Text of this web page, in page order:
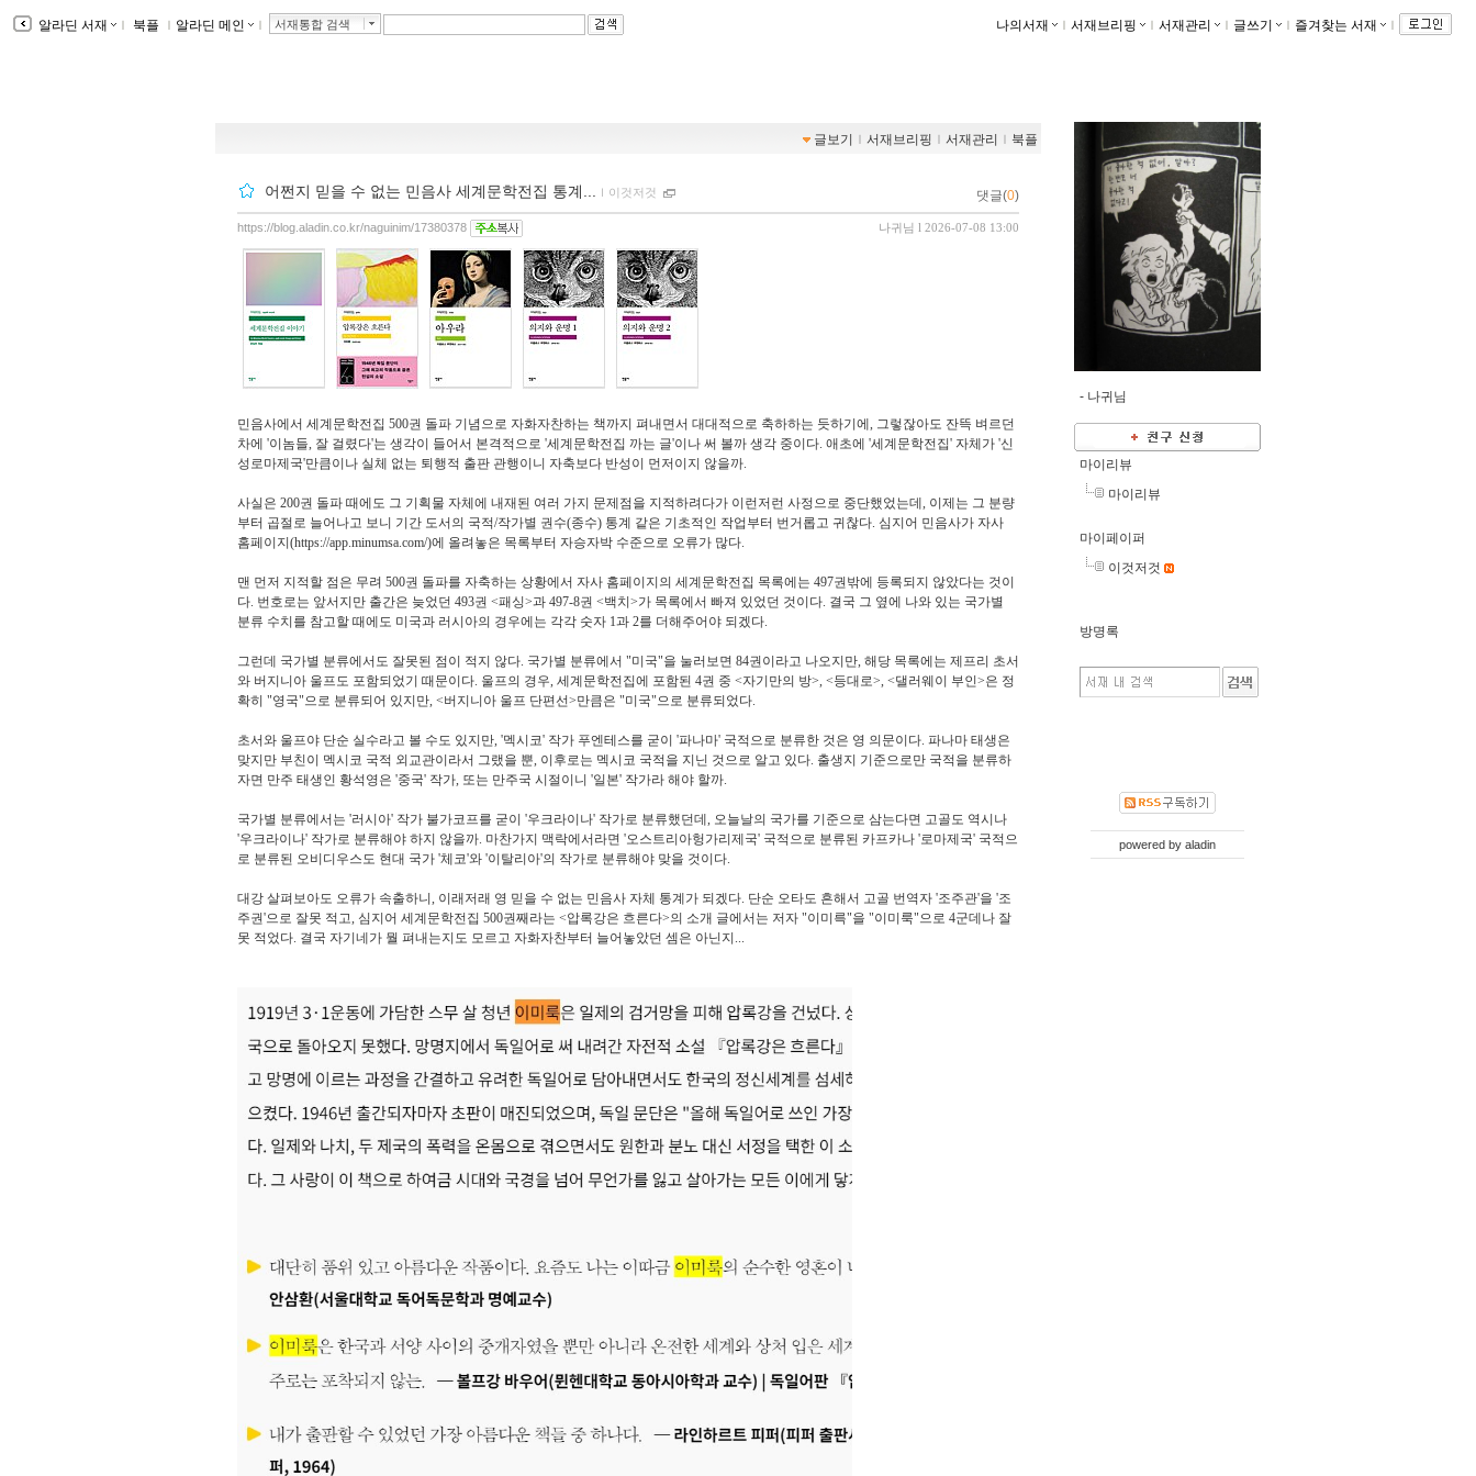
알라딘 서재 ｌ 북플 ｌ 알라딘 메인 ｌ 서재통합 검색 나의서재 ｌ 서재브리핑 ｌ 서재관리 ｌ 글쓰기 ｌ 즐겨찾는 서재 ｌ
글보기 ｌ 서재브리핑 ｌ 서재관리 ｌ 북플
어쩐지 믿을 수 없는 민음사 세계문학전집 통계... ｌ 이것저것 댓글(0)
나귀님 l 2026-07-08 13:00
https://blog.aladin.co.kr/naguinim/17380378
민음사에서 세계문학전집 500권 돌파 기념으로 자화자찬하는 책까지 펴내면서 대대적으로 축하하는 듯하기에, 그렇잖아도 잔뜩 벼르던
차에 '이놈들, 잘 걸렸다'는 생각이 들어서 본격적으로 '세계문학전집 까는 글'이나 써 볼까 생각 중이다. 애초에 '세계문학전집' 자체가 '신
성로마제국'만큼이나 실체 없는 퇴행적 출판 관행이니 자축보다 반성이 먼저이지 않을까.
사실은 200권 돌파 때에도 그 기획물 자체에 내재된 여러 가지 문제점을 지적하려다가 이런저런 사정으로 중단했었는데, 이제는 그 분량
부터 곱절로 늘어나고 보니 기간 도서의 국적/작가별 권수(종수) 통계 같은 기초적인 작업부터 번거롭고 귀찮다. 심지어 민음사가 자사
홈페이지(https://app.minumsa.com/)에 올려놓은 목록부터 자승자박 수준으로 오류가 많다.
맨 먼저 지적할 점은 무려 500권 돌파를 자축하는 상황에서 자사 홈페이지의 세계문학전집 목록에는 497권밖에 등록되지 않았다는 것이
다. 번호로는 앞서지만 출간은 늦었던 493권 <패싱>과 497-8권 <백치>가 목록에서 빠져 있었던 것이다. 결국 그 옆에 나와 있는 국가별
분류 수치를 참고할 때에도 미국과 러시아의 경우에는 각각 숫자 1과 2를 더해주어야 되겠다.
그런데 국가별 분류에서도 잘못된 점이 적지 않다. 국가별 분류에서 "미국"을 눌러보면 84권이라고 나오지만, 해당 목록에는 제프리 초서
와 버지니아 울프도 포함되었기 때문이다. 울프의 경우, 세계문학전집에 포함된 4권 중 <자기만의 방>, <등대로>, <댈러웨이 부인>은 정
확히 "영국"으로 분류되어 있지만, <버지니아 울프 단편선>만큼은 "미국"으로 분류되었다.
초서와 울프야 단순 실수라고 볼 수도 있지만, '멕시코' 작가 푸엔테스를 굳이 '파나마' 국적으로 분류한 것은 영 의문이다. 파나마 태생은
맞지만 부친이 멕시코 국적 외교관이라서 그랬을 뿐, 이후로는 멕시코 국적을 지닌 것으로 알고 있다. 출생지 기준으로만 국적을 분류하
자면 만주 태생인 황석영은 '중국' 작가, 또는 만주국 시절이니 '일본' 작가라 해야 할까.
국가별 분류에서는 '러시아' 작가 불가코프를 굳이 '우크라이나' 작가로 분류했던데, 오늘날의 국가를 기준으로 삼는다면 고골도 역시나
'우크라이나' 작가로 분류해야 하지 않을까. 마찬가지 맥락에서라면 '오스트리아헝가리제국' 국적으로 분류된 카프카나 '로마제국' 국적으
로 분류된 오비디우스도 현대 국가 '체코'와 '이탈리아'의 작가로 분류해야 맞을 것이다.
대강 살펴보아도 오류가 속출하니, 이래저래 영 믿을 수 없는 민음사 자체 통계가 되겠다. 단순 오타도 흔해서 고골 번역자 '조주관'을 '조
주권'으로 잘못 적고, 심지어 세계문학전집 500권째라는 <압록강은 흐른다>의 소개 글에서는 저자 "이미륵"을 "이미룩"으로 4군데나 잘
못 적었다. 결국 자기네가 뭘 펴내는지도 모르고 자화자찬부터 늘어놓았던 셈은 아닌지...
- 나귀님
마이리뷰
마이리뷰
마이페이퍼
이것저것
방명록
powered by aladin